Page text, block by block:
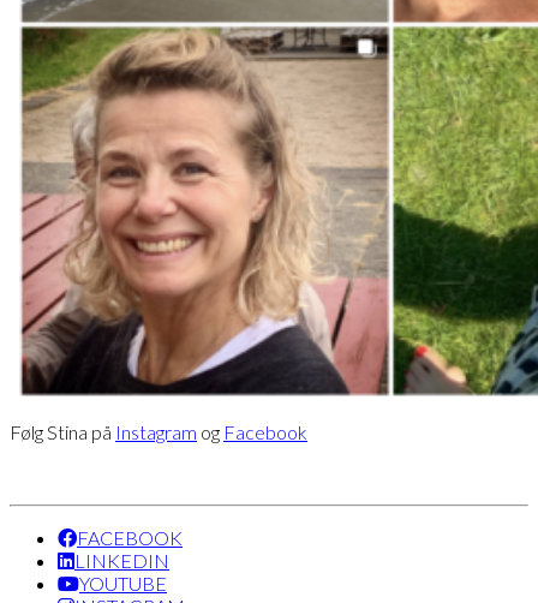
Følg Stina på Instagram og Facebook
FACEBOOK
LINKEDIN
YOUTUBE